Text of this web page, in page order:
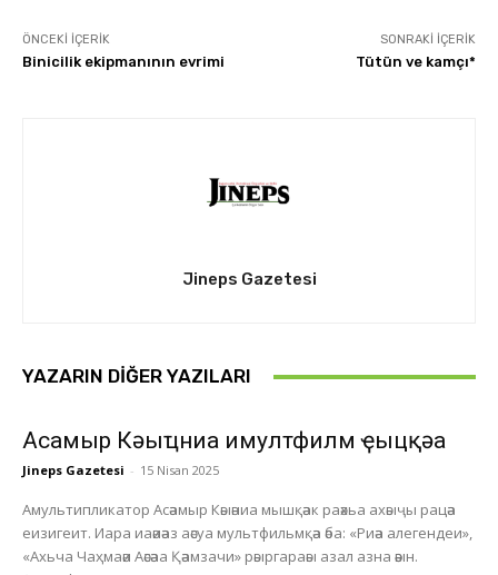
ÖNCEKI İÇERIK
Binicilik ekipmanının evrimi
SONRAKI İÇERIK
Tütün ve kamçı*
Jineps Gazetesi
YAZARIN DIĞER YAZILARI
Асҭамыр Кәыҵниа имултфилм ҿыцқәа
Jineps Gazetesi - 15 Nisan 2025
Амультипликатор Асәамыр Кәыәниа мышқәак раәхьа ахәыҷы рацәа
еизигеит. Иара иаәиәаз аәсуа мультфильмқәа әба: «Риәа алегендеи»,
«Ахьча Чаҳмаәи Аәсәаа Қәамзачи» рәыргараәы азал азна әәын.